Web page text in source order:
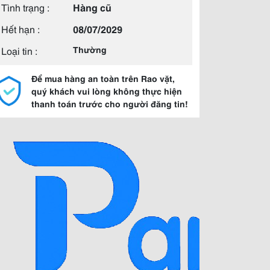
Tình trạng :
Hàng cũ
Hết hạn :
08/07/2029
Loại tin :
Thường
Để mua hàng an toàn trên Rao vặt,
quý khách vui lòng không thực hiện
thanh toán trước cho người đăng tin!